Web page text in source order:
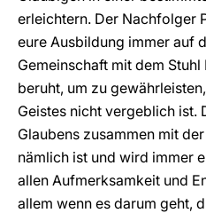
erleichtern. Der Nachfolger
eure Ausbildung immer auf
Gemeinschaft mit dem
beruht, um zu
Geistes nicht vergeblich ist.
Glaubens zusammen mit
nämlich ist und wird immer
allen Aufmerksamkeit und
allem wenn es darum geht,